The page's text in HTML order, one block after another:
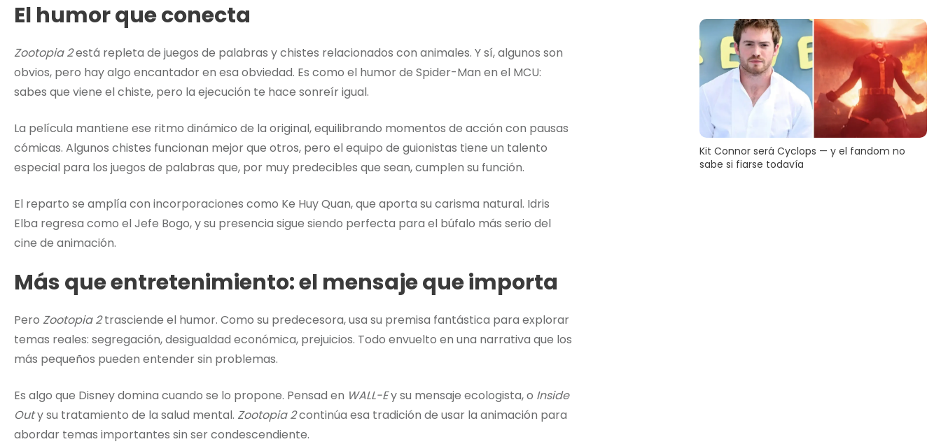
El humor que conecta
Zootopia 2está repleta de juegos de palabras y chistes relacionados con animales. Y sí, algunos son
obvios, pero hay algo encantador en esa obviedad. Es como el humor de Spider-Man en el MCU:
sabes que viene el chiste, pero la ejecución te hace sonreír igual.
La película mantiene ese ritmo dinámico de la original, equilibrando momentos de acción con pausas
cómicas. Algunos chistes funcionan mejor que otros, pero el equipo de guionistas tiene un talento
especial para los juegos de palabras que, por muy predecibles que sean, cumplen su función.
El reparto se amplía con incorporaciones como Ke Huy Quan, que aporta su carisma natural. Idris
Elba regresa como el Jefe Bogo, y su presencia sigue siendo perfecta para el búfalo más serio del
cine de animación.
Más que entretenimiento: el mensaje que importa
Pero Zootopia 2trasciende el humor. Como su predecesora, usa su premisa fantástica para explorar
temas reales: segregación, desigualdad económica, prejuicios. Todo envuelto en una narrativa que los
más pequeños pueden entender sin problemas.
Es algo que Disney domina cuando se lo propone. Pensad en WALL-Ey su mensaje ecologista, o Inside
Outy su tratamiento de la salud mental. Zootopia 2continúa esa tradición de usar la animación para
abordar temas importantes sin ser condescendiente.
Kit Connor será Cyclops — y el fandom no
sabe si fiarse todavía